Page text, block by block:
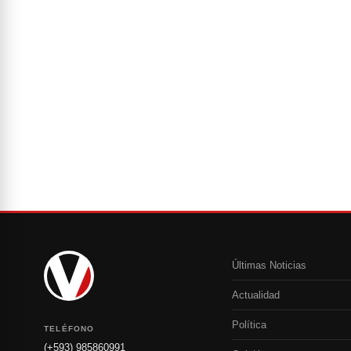
TELÉFONO
(+593) 985860991
Últimas Noticias
Actualidad
Política